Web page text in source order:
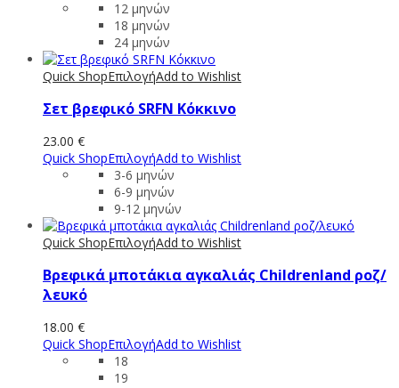
12 μηνών
18 μηνών
24 μηνών
Quick ShopΕπιλογήAdd to Wishlist
Σετ βρεφικό SRFN Κόκκινο
23.00 €
Quick ShopΕπιλογήAdd to Wishlist
3-6 μηνών
6-9 μηνών
9-12 μηνών
Quick ShopΕπιλογήAdd to Wishlist
Βρεφικά μποτάκια αγκαλιάς Childrenland ροζ/
λευκό
18.00 €
Quick ShopΕπιλογήAdd to Wishlist
18
19